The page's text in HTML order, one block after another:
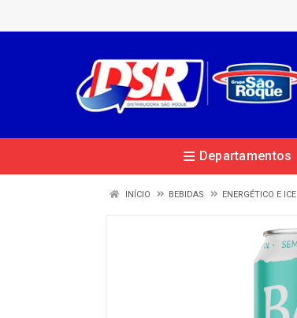
Departamentos
INÍCIO BEBIDAS ENERGÉTICO E ICE